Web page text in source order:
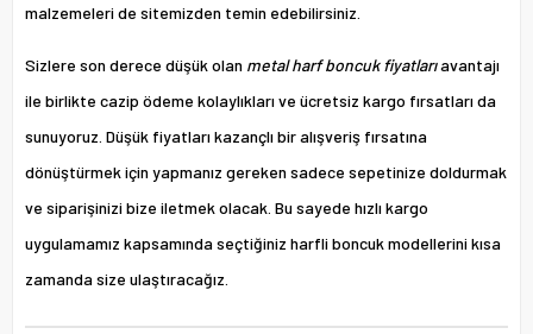
malzemeleri de sitemizden temin edebilirsiniz.
Sizlere son derece düşük olan metal harf boncuk fiyatlarıavantajı
ile birlikte cazip ödeme kolaylıkları ve ücretsiz kargo fırsatları da
sunuyoruz. Düşük fiyatları kazançlı bir alışveriş fırsatına
dönüştürmek için yapmanız gereken sadece sepetinize doldurmak
ve siparişinizi bize iletmek olacak. Bu sayede hızlı kargo
uygulamamız kapsamında seçtiğiniz harfli boncuk modellerini kısa
zamanda size ulaştıracağız.